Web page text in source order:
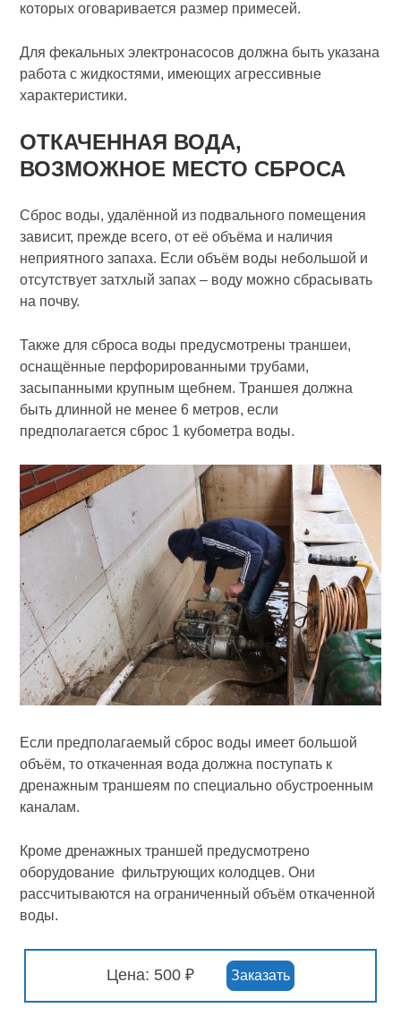
которых оговаривается размер примесей.
Для фекальных электронасосов должна быть указана
работа с жидкостями, имеющих агрессивные
характеристики.
ОТКАЧЕННАЯ ВОДА,
ВОЗМОЖНОЕ МЕСТО СБРОСА
Сброс воды, удалённой из подвального помещения
зависит, прежде всего, от её объёма и наличия
неприятного запаха. Если объём воды небольшой и
отсутствует затхлый запах – воду можно сбрасывать
на почву.
Также для сброса воды предусмотрены траншеи,
оснащённые перфорированными трубами,
засыпанными крупным щебнем. Траншея должна
быть длинной не менее 6 метров, если
предполагается сброс 1 кубометра воды.
Если предполагаемый сброс воды имеет большой
объём, то откаченная вода должна поступать к
дренажным траншеям по специально обустроенным
каналам.
Кроме дренажных траншей предусмотрено
оборудование фильтрующих колодцев. Они
рассчитываются на ограниченный объём откаченной
воды.
Цена: 500 ₽ Заказать